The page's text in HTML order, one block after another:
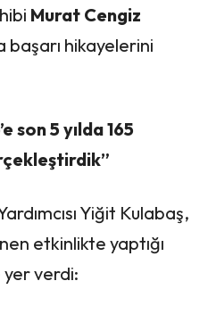
Murat Cengiz
başarı hikayelerini
son 5 yılda 165
Yiğit Kulabaş,
etkinlikte yaptığı
yer verdi: